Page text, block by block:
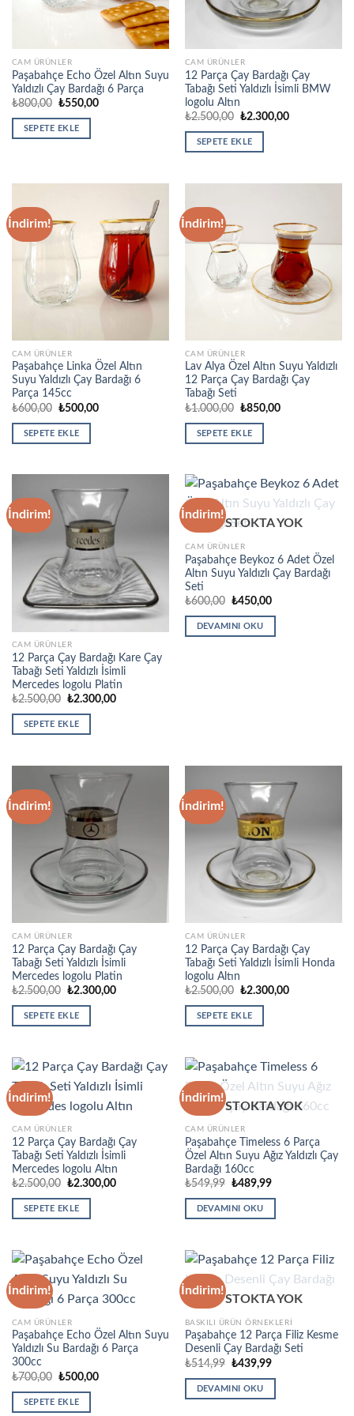
CAM ÜRÜNLER
Paşabahçe Echo Özel Altın Suyu
Yaldızlı Çay Bardağı 6 Parça
₺800,00 Orijinal
₺800,00.
₺550,00Şu
SEPETE EKLE
CAM ÜRÜNLER
12 Parça Çay Bardağı Çay
Tabağı Seti Yaldızlı İsimli BMW
logolu Altın
₺2.500,00 Orijinal
₺2.500,00.
₺2.300,00Şu
SEPETE EKLE
İndirim!
CAM ÜRÜNLER
Paşabahçe Linka Özel Altın
Suyu Yaldızlı Çay Bardağı 6
Parça 145cc
₺600,00 Orijinal
₺600,00.
₺500,00Şu
SEPETE EKLE
İndirim!
CAM ÜRÜNLER
Lav Alya Özel Altın Suyu Yaldızlı
12 Parça Çay Bardağı Çay
Tabağı Seti
₺1.000,00 Orijinal
₺1.000,00.
₺850,00Şu
SEPETE EKLE
İndirim!
CAM ÜRÜNLER
12 Parça Çay Bardağı Kare Çay
Tabağı Seti Yaldızlı İsimli
Mercedes logolu Platin
₺2.500,00 Orijinal
₺2.500,00.
₺2.300,00Şu
SEPETE EKLE
İndirim!
STOKTA YOK
CAM ÜRÜNLER
Paşabahçe Beykoz 6 Adet Özel
Altın Suyu Yaldızlı Çay Bardağı
Seti
₺600,00 Orijinal
₺600,00.
₺450,00Şu
DEVAMINI OKU
İndirim!
CAM ÜRÜNLER
12 Parça Çay Bardağı Çay
Tabağı Seti Yaldızlı İsimli
Mercedes logolu Platin
₺2.500,00 Orijinal
₺2.500,00.
₺2.300,00Şu
SEPETE EKLE
İndirim!
CAM ÜRÜNLER
12 Parça Çay Bardağı Çay
Tabağı Seti Yaldızlı İsimli Honda
logolu Altın
₺2.500,00 Orijinal
₺2.500,00.
₺2.300,00Şu
SEPETE EKLE
İndirim!
CAM ÜRÜNLER
12 Parça Çay Bardağı Çay
Tabağı Seti Yaldızlı İsimli
Mercedes logolu Altın
₺2.500,00 Orijinal
₺2.500,00.
₺2.300,00Şu
SEPETE EKLE
İndirim!
STOKTA YOK
CAM ÜRÜNLER
Paşabahçe Timeless 6 Parça
Özel Altın Suyu Ağız Yaldızlı Çay
Bardağı 160cc
₺549,99 Orijinal
₺549,99.
₺489,99Şu
DEVAMINI OKU
İndirim!
CAM ÜRÜNLER
Paşabahçe Echo Özel Altın Suyu
Yaldızlı Su Bardağı 6 Parça
300cc
₺700,00 Orijinal
₺700,00.
₺500,00Şu
SEPETE EKLE
İndirim!
STOKTA YOK
BASKILI ÜRÜN ÖRNEKLERI
Paşabahçe 12 Parça Filiz Kesme
Desenli Çay Bardağı Seti
₺514,99 Orijinal
₺514,99.
₺439,99Şu
fiyat:
DEVAMINI OKU